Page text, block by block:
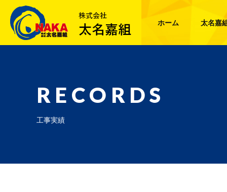
ホーム 太名嘉
RECORDS
工事実績